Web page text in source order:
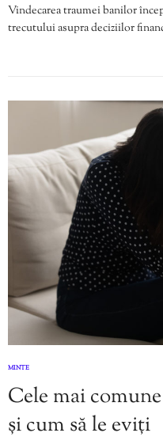
Vindecarea traumei banilor
trecutului asupra deciziilor
MINTE
Cele mai
și cum să le eviți